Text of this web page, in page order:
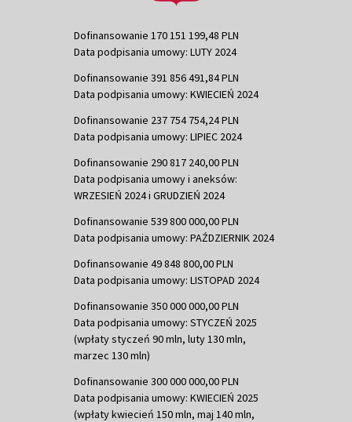
Dofinansowanie 170 151 199,48 PLN
Data podpisania umowy: LUTY 2024
Dofinansowanie 391 856 491,84 PLN
Data podpisania umowy: KWIECIEŃ 2024
Dofinansowanie 237 754 754,24 PLN
Data podpisania umowy: LIPIEC 2024
Dofinansowanie 290 817 240,00 PLN
Data podpisania umowy i aneksów:
WRZESIEŃ 2024 i GRUDZIEŃ 2024
Dofinansowanie 539 800 000,00 PLN
Data podpisania umowy: PAŹDZIERNIK 2024
Dofinansowanie 49 848 800,00 PLN
Data podpisania umowy: LISTOPAD 2024
Dofinansowanie 350 000 000,00 PLN
Data podpisania umowy: STYCZEŃ 2025
(wpłaty styczeń 90 mln, luty 130 mln,
marzec 130 mln)
Dofinansowanie 300 000 000,00 PLN
Data podpisania umowy: KWIECIEŃ 2025
(wpłaty kwiecień 150 mln, maj 140 mln,